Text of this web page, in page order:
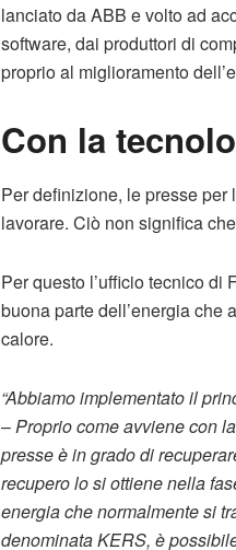
lanciato da ABB e volto ad
software, dai produttori di
proprio al miglioramento
Con la
Per definizione, le presse
lavorare. Ciò non significa
Per questo l’ufficio tecnico
buona parte dell’energia che
calore.
“Abbiamo implementato il
–Proprio come avviene con
presse è in grado di
recupero lo si ottiene nella
energia che normalmente si
denominata KERS, è